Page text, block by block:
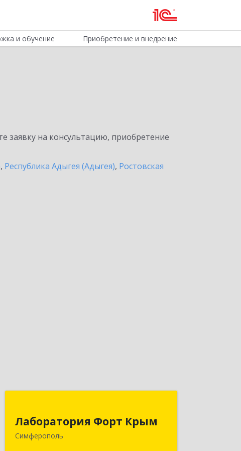
и обучение Приобретение и внедрение
заявку на консультацию, приобретение
, Республика Адыгея (Адыгея), Ростовская
Лаборатория Форт Крым
Симферополь
295034, Крым Респ, Симферополь г,
Киевская ул, дом № 79, оф.902